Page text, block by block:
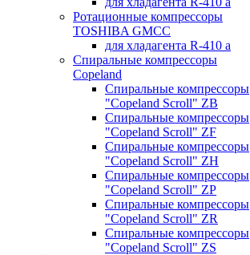
Ротационные компрессоры
TOSHIBA GMCC
для хладагента R-410 а
Спиральные компрессоры
Copeland
Спиральные компрессоры
"Copeland Scroll" ZB
Спиральные компрессоры
"Copeland Scroll" ZF
Спиральные компрессоры
"Copeland Scroll" ZH
Спиральные компрессоры
"Copeland Scroll" ZP
Спиральные компрессоры
"Copeland Scroll" ZR
Спиральные компрессоры
"Copeland Scroll" ZS